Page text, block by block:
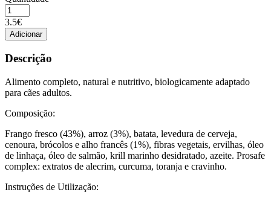
Quantidade
de
NATURA
DIET
DOG
CHICKEN
VEGS
400GR
3.5€
Adicionar
Descrição
Alimento completo, natural e nutritivo, biologicamente adaptado
para cães adultos.
Composição:
Frango fresco (43%), arroz (3%), batata, levedura de cerveja,
cenoura, brócolos e alho francês (1%), fibras vegetais, ervilhas, óleo
de linhaça, óleo de salmão, krill marinho desidratado, azeite. Prosafe
complex: extratos de alecrim, curcuma, toranja e cravinho.
Instruções de Utilização: